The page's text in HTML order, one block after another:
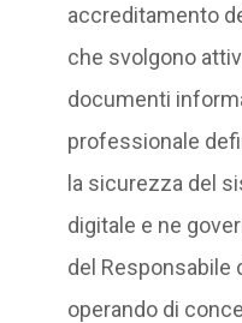
accreditamento
che svolgono
documenti
professionale
la sicurezza del
digitale e ne
del Responsabile
operando di